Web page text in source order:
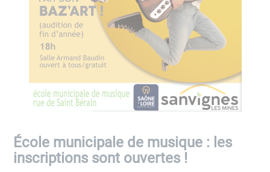
École municipale de musique : les
inscriptions sont ouvertes !